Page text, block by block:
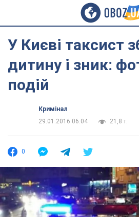
У Києві таксист
дитину і зник:
подій
Кримінал
29.01.2016 06:04
21,8 т.
0